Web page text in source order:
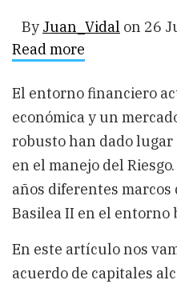
By Juan_Vidal on 26
Read more
a
II
y
Business
Intelligence
El entorno financiero
económica y un
robusto han dado
en el manejo del
años diferentes
Basilea II en el entorno
En este artículo nos
acuerdo de capitales